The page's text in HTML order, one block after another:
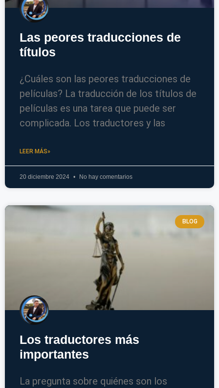
Las peores traducciones de
títulos
¿Cuáles son las peores traducciones de
películas? La traducción de los títulos de
películas es una tarea que puede ser
complicada. Los traductores y las
LEER MÁS»
20 diciembre 2024 No hay comentarios
BLOG
Los traductores más
importantes
La pregunta sobre quiénes son los